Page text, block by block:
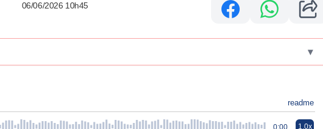
06/06/2026 10h45
▾
readme
0:00 1.0x